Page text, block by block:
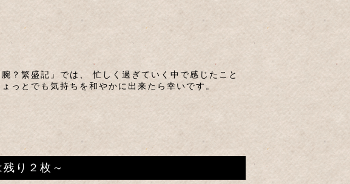
？繁盛記」では、 忙しく過ぎていく中で感じたこと
っとでも気持ちを和やかに出来たら幸いです。
り２枚～